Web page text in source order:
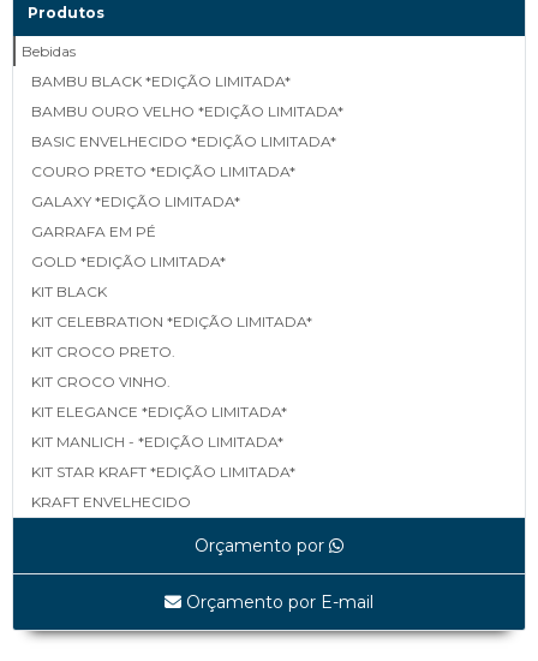
Produtos
Bebidas
BAMBU BLACK *EDIÇÃO LIMITADA*
BAMBU OURO VELHO *EDIÇÃO LIMITADA*
BASIC ENVELHECIDO *EDIÇÃO LIMITADA*
COURO PRETO *EDIÇÃO LIMITADA*
GALAXY *EDIÇÃO LIMITADA*
GARRAFA EM PÉ
GOLD *EDIÇÃO LIMITADA*
KIT BLACK
KIT CELEBRATION *EDIÇÃO LIMITADA*
KIT CROCO PRETO.
KIT CROCO VINHO.
KIT ELEGANCE *EDIÇÃO LIMITADA*
KIT MANLICH - *EDIÇÃO LIMITADA*
KIT STAR KRAFT *EDIÇÃO LIMITADA*
KRAFT ENVELHECIDO
MATELASSÊ *EDIÇÃO LIMITADA*
Orçamento por
Orçamento por E-mail